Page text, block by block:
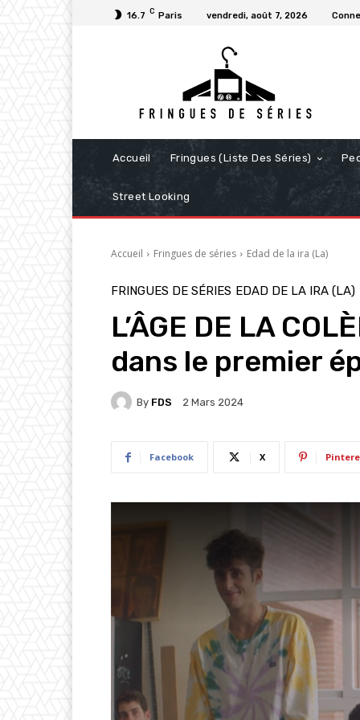
16.7 C Paris vendredi, août 7, 2026
Accueil Fringues (Liste Des Séries)
Street Looking
Accueil Fringues de séries Edad de la ira (La)
FRINGUES DE SÉRIES EDAD DE LA IRA (LA)
L’ÂGE DE LA
dans le premier
By FDS 2 Mars 2024
Facebook X